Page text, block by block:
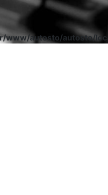
www/autosto/autosto/